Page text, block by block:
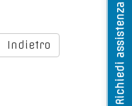
Richiedi assistenza
Indietro